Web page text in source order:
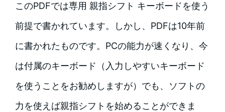
このPDFでは専用 親指シフト キーボードを使う
前提で書かれています。しかし、PDFは10年前
に書かれたものです。PCの能力が速くなり、今
は付属のキーボード（入力しやすいキーボード
を使うことをお勧めしますが）でも、ソフトの
力を使えば親指シフトを始めることができま